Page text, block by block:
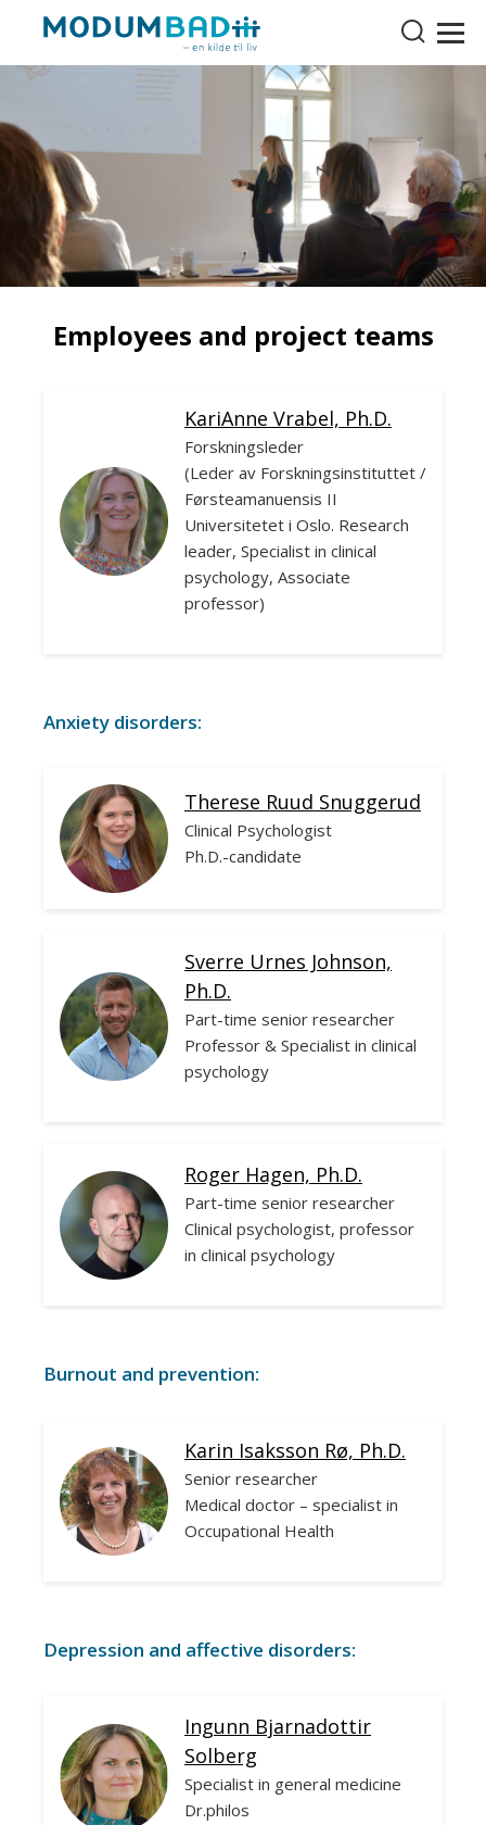
Employees and project teams
KariAnne Vrabel, Ph.D.
Forskningsleder
(Leder av Forskningsinstituttet /
Førsteamanuensis II
Universitetet i Oslo. Research
leader, Specialist in clinical
psychology, Associate
professor)
Anxiety disorders:
Therese Ruud Snuggerud
Clinical Psychologist
Ph.D.-candidate
Sverre Urnes Johnson,
Ph.D.
Part-time senior researcher
Professor & Specialist in clinical
psychology
Roger Hagen, Ph.D.
Part-time senior researcher
Clinical psychologist, professor
in clinical psychology
Burnout and prevention:
Karin Isaksson Rø, Ph.D.
Senior researcher
Medical doctor – specialist in
Occupational Health
Depression and affective disorders:
Ingunn Bjarnadottir
Solberg
Specialist in general medicine
Dr.philos